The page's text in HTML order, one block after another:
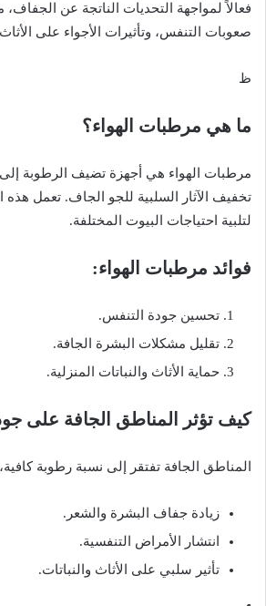
فعالاً لمواجهة التحديات الناتجة عن الجفاف،
صعوبات التنفس، وتأثيرات الأجواء على
ظ
ما هي مرطبات الهواء؟
مرطبات الهواء هي أجهزة تضيف الرطوبة
تخفيف الآثار السلبية للجو الجاف. تعمل هذه
لتلبية احتياجات البيوت المختلفة.
فوائد مرطبات الهواء:
تحسين جودة التنفس.
تقليل مشكلات البشرة الجافة.
حماية الأثاث والنباتات المنزلية.
كيف تؤثر المناطق الجافة على
المناطق الجافة تفتقر إلى نسبة رطوبة
زيادة جفاف البشرة والشعر.
انتشار الأمراض التنفسية.
تأثير سلبي على الأثاث والنباتات.